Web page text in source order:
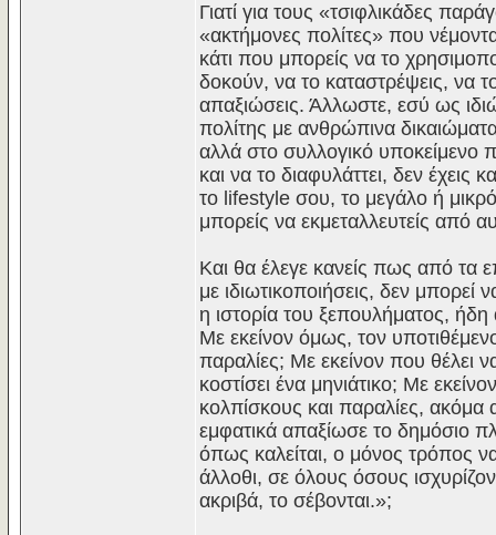
Γιατί για τους «τσιφλικάδες
«ακτήμονες πολίτες» που
κάτι που μπορείς να το
δοκούν, να το καταστρέψεις, να
απαξιώσεις. Άλλωστε, εσύ ως
πολίτης με ανθρώπινα
αλλά στο συλλογικό υποκείμενο
και να το διαφυλάττει, δεν έχεις
το lifestyle σου, το μεγάλο ή
μπορείς να εκμεταλλευτείς από
Και θα έλεγε κανείς πως από τα
με ιδιωτικοποιήσεις, δεν μπορεί
η ιστορία του ξεπουλήματος,
Με εκείνον όμως, τον
παραλίες; Με εκείνον που θέλει
κοστίσει ένα μηνιάτικο; Με
κολπίσκους και παραλίες, ακόμα
εμφατικά απαξίωσε το δημόσιο
όπως καλείται, ο μόνος τρόπος
άλλοθι, σε όλους όσους
ακριβά, το σέβονται.»;